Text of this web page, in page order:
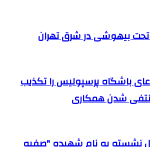
بیهوشی در شرق تهران
باشگاه پرسپولیس را تکذیب
شدن همکاری
نشسته به نام شهیده "صفیه